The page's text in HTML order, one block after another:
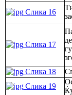
Слика 16
Слика 17
Слика 18
Слика 19